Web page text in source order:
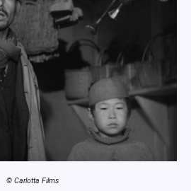
© Carlotta Films